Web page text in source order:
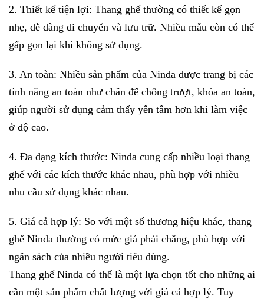
2. Thiết kế tiện lợi: Thang ghế thường có thiết kế gọn
nhẹ, dễ dàng di chuyển và lưu trữ. Nhiều mẫu còn có thể
gấp gọn lại khi không sử dụng.
3. An toàn: Nhiều sản phẩm của Ninda được trang bị các
tính năng an toàn như chân đế chống trượt, khóa an toàn,
giúp người sử dụng cảm thấy yên tâm hơn khi làm việc
ở độ cao.
4. Đa dạng kích thước: Ninda cung cấp nhiều loại thang
ghế với các kích thước khác nhau, phù hợp với nhiều
nhu cầu sử dụng khác nhau.
5. Giá cả hợp lý: So với một số thương hiệu khác, thang
ghế Ninda thường có mức giá phải chăng, phù hợp với
ngân sách của nhiều người tiêu dùng.
Thang ghế Ninda có thể là một lựa chọn tốt cho những ai
cần một sản phẩm chất lượng với giá cả hợp lý. Tuy